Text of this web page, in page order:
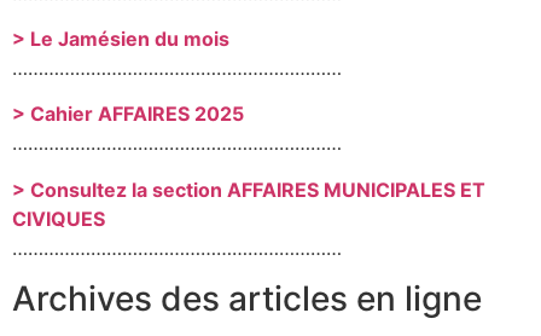
> Le Jamésien du mois
………………………………………………………
> Cahier AFFAIRES 2025
………………………………………………………
> Consultez la section AFFAIRES MUNICIPALES ET
CIVIQUES
………………………………………………………
Archives des articles en ligne